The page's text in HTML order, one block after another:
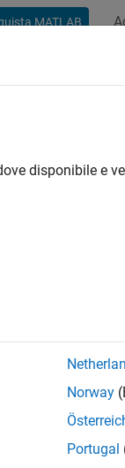
MATLAB
disponibile e
Norway
Portugal